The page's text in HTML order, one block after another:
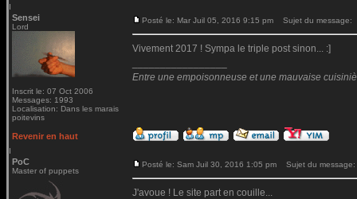
Sensei
Lord
Inscrit le: 07 Oct 2006
Messages: 1993
Localisation: Dans les marais
poitevins
Posté le: Mar Juil 05, 2016 9:15 pm Sujet du message:
Vivement 2017 ! Sympa le triple post sinon... :]
Entre une empoisonneuse et une mauvaise
Revenir en haut
PoC
Master of puppets
Posté le: Sam Juil 30, 2016 1:05 pm Sujet du message:
J'avoue ! Le site part en couille...